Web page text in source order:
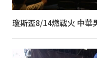
瓊斯盃8/14燃戰火 中華